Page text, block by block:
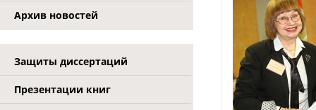
Архив новостей
Защиты диссертаций
Презентации книг